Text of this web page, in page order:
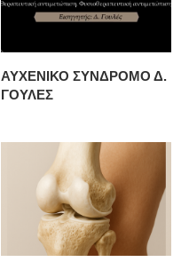
ΑΥΧΕΝΙΚΟ ΣΥΝΔΡΟΜΟ Δ.
ΓΟΥΛΕΣ